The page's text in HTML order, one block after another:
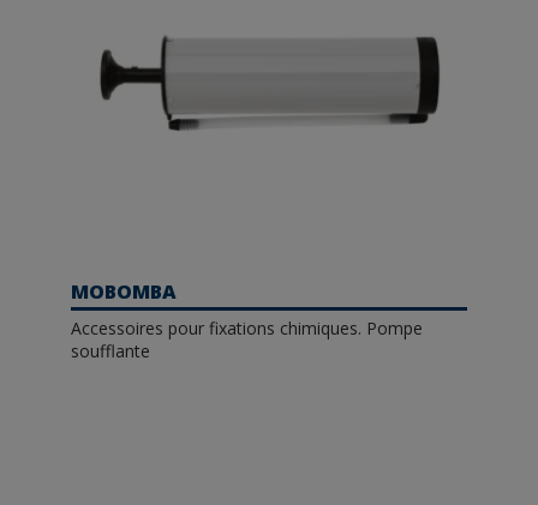
MOBOMBA
Accessoires pour fixations chimiques. Pompe
soufflante